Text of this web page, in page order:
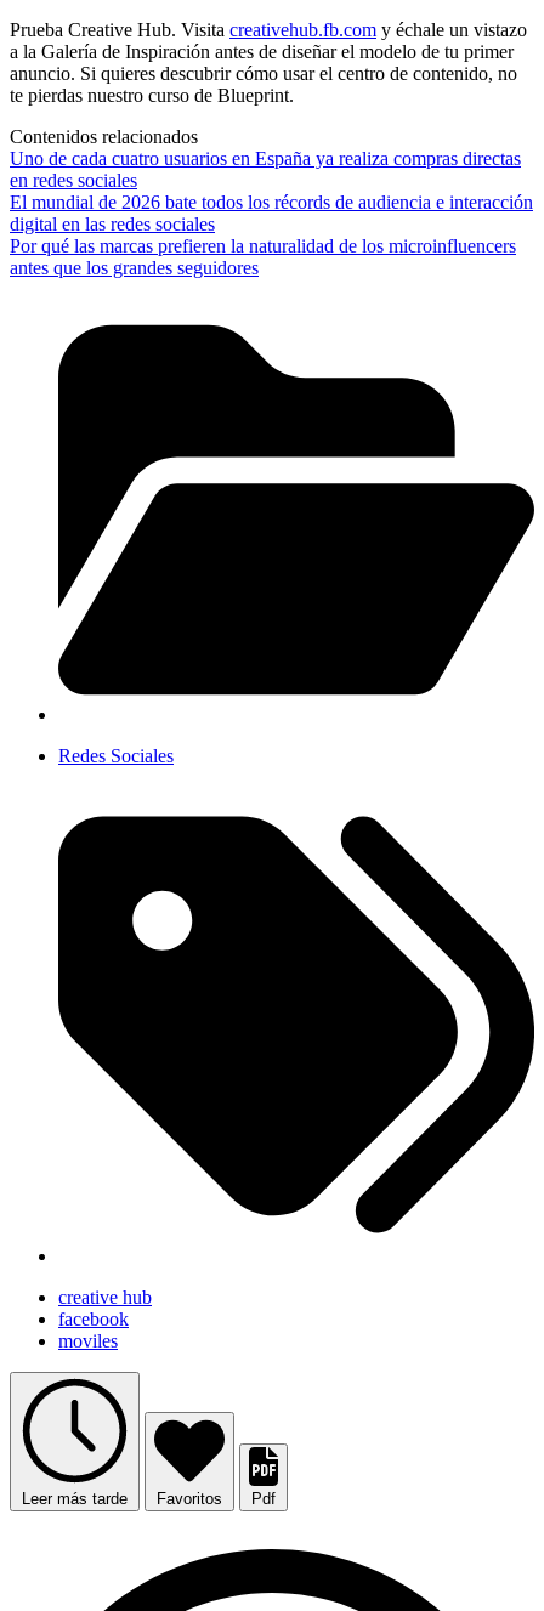
Prueba Creative Hub. Visita creativehub.fb.com y échale un vistazo
a la Galería de Inspiración antes de diseñar el modelo de tu primer
anuncio. Si quieres descubrir cómo usar el centro de contenido, no
te pierdas nuestro curso de Blueprint.
Contenidos relacionados
Uno de cada cuatro usuarios en España ya realiza compras directas
en redes sociales
El mundial de 2026 bate todos los récords de audiencia e interacción
digital en las redes sociales
Por qué las marcas prefieren la naturalidad de los microinfluencers
antes que los grandes seguidores
Redes Sociales
creative hub
facebook
moviles
Leer más tarde Favoritos Pdf